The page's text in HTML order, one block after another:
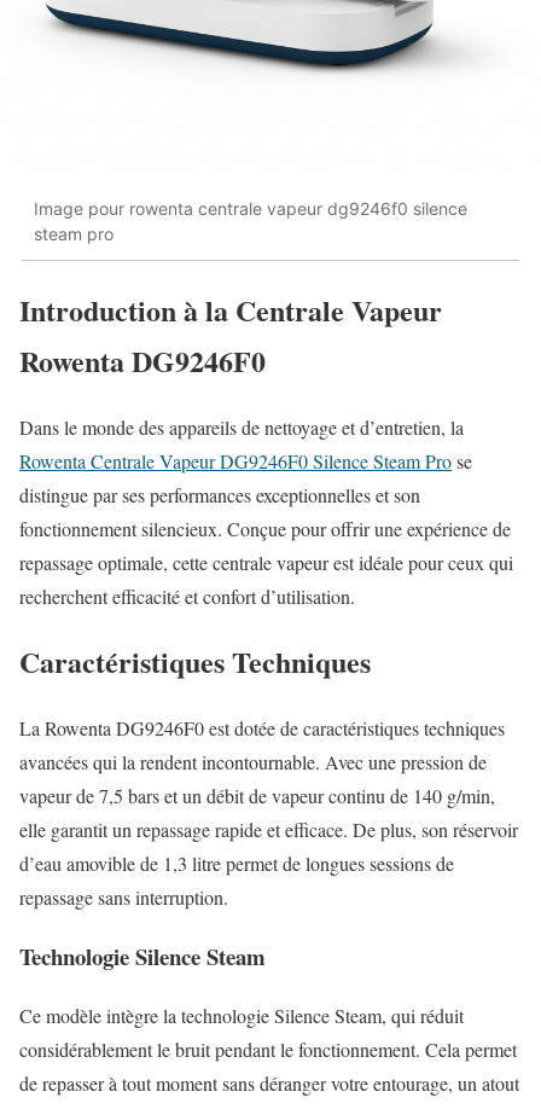
Image pour rowenta centrale vapeur dg9246f0 silence
steam pro
Introduction à la Centrale Vapeur
Rowenta DG9246F0
Dans le monde des appareils de nettoyage et d’entretien, la
Rowenta Centrale Vapeur DG9246F0 Silence Steam Prose
distingue par ses performances exceptionnelles et son
fonctionnement silencieux. Conçue pour offrir une expérience de
repassage optimale, cette centrale vapeur est idéale pour ceux qui
recherchent efficacité et confort d’utilisation.
Caractéristiques Techniques
La Rowenta DG9246F0 est dotée de caractéristiques techniques
avancées qui la rendent incontournable. Avec une pression de
vapeur de 7,5 bars et un débit de vapeur continu de 140 g/min,
elle garantit un repassage rapide et efficace. De plus, son réservoir
d’eau amovible de 1,3 litre permet de longues sessions de
repassage sans interruption.
Technologie Silence Steam
Ce modèle intègre la technologie Silence Steam, qui réduit
considérablement le bruit pendant le fonctionnement. Cela permet
de repasser à tout moment sans déranger votre entourage, un atout